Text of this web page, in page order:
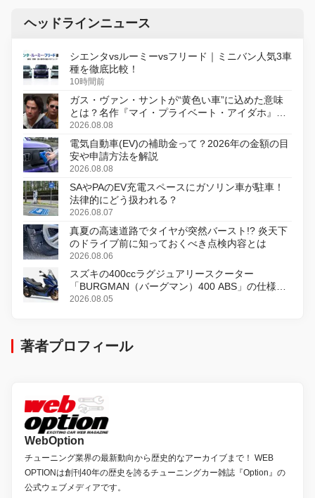
ヘッドラインニュース
シエンタvsルーミーvsフリード｜ミニバン人気3車
種を徹底比較！
10時間前
ガス・ヴァン・サントが“黄色い車”に込めた意味
とは？名作『マイ・プライベート・アイダホ』が
初のデジタルリマスター版で復活
2026.08.08
電気自動車(EV)の補助金って？2026年の金額の目
安や申請方法を解説
2026.08.08
SAやPAのEV充電スペースにガソリン車が駐車！
法律的にどう扱われる？
2026.08.07
真夏の高速道路でタイヤが突然バースト!? 炎天下
のドライブ前に知っておくべき点検内容とは
2026.08.06
スズキの400ccラグジュアリースクーター
「BURGMAN（バーグマン）400 ABS」の仕様を
変更し、8月18日に発売
2026.08.05
著者プロフィール
WebOption
チューニング業界の最新動向から歴史的なアーカイブまで！ WEB
OPTIONは創刊40年の歴史を誇るチューニングカー雑誌『Option』の
公式ウェブメディアです。